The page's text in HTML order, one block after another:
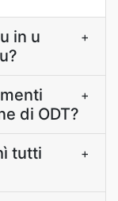
in u
+
di ODT?
+
tutti
+